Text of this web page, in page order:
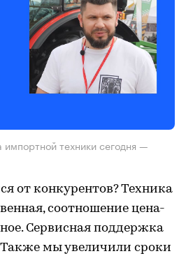
техники сегодня —
от конкурентов? Техника
соотношение цена-
Сервисная поддержка
мы увеличили сроки